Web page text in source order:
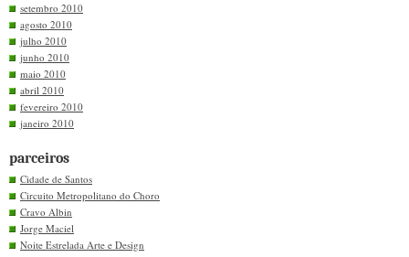
setembro 2010
agosto 2010
julho 2010
junho 2010
maio 2010
abril 2010
fevereiro 2010
janeiro 2010
parceiros
Cidade de Santos
Circuito Metropolitano do Choro
Cravo Albin
Jorge Maciel
Noite Estrelada Arte e Design